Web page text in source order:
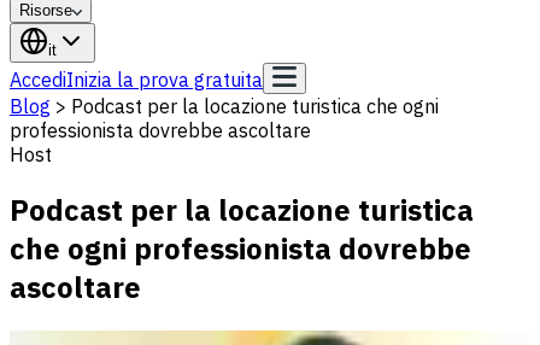
Risorse
it
AccediInizia la prova gratuita
Blog > Podcast per la locazione turistica che ogni
professionista dovrebbe ascoltare
Host
Podcast per la locazione turistica
che ogni professionista dovrebbe
ascoltare